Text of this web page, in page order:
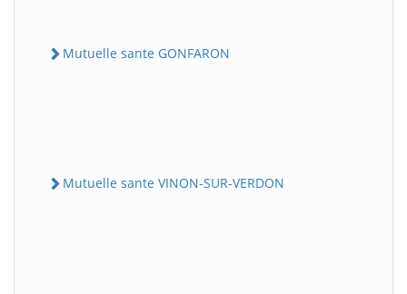
Mutuelle sante GONFARON
Mutuelle sante VINON-SUR-VERDON